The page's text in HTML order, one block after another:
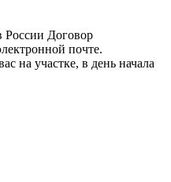
России Договор
почте.
на участке, в день начала